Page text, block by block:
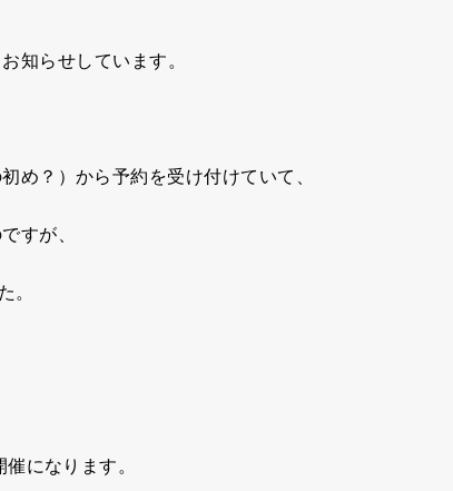
知らせしています。
め？）から予約を受け付けていて、
すが、
。
になります。